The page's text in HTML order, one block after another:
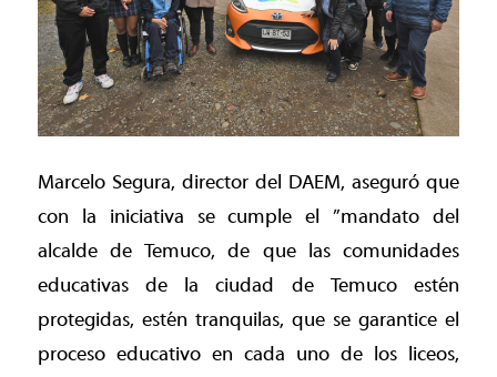
Marcelo Segura, director del DAEM, aseguró que
con la iniciativa se cumple el ”mandato del
alcalde de Temuco, de que las comunidades
educativas de la ciudad de Temuco estén
protegidas, estén tranquilas, que se garantice el
proceso educativo en cada uno de los liceos,